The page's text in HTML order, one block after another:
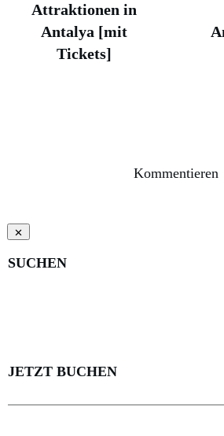
Attraktionen in
Antalya [mit
Tickets]
Kommentieren
SUCHEN
JETZT BUCHEN